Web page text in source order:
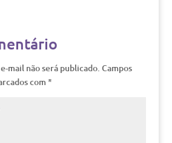
mail não será publicado. Campos
com *